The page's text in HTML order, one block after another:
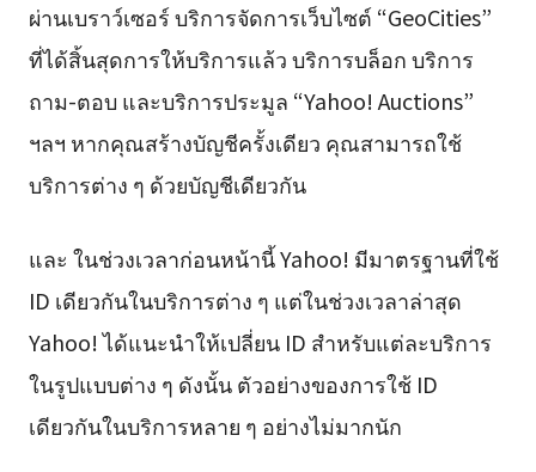
ผ่านเบราว์เซอร์ บริการจัดการเว็บไซต์ “GeoCities”
ที่ได้สิ้นสุดการให้บริการแล้ว บริการบล็อก บริการ
ถาม-ตอบ และบริการประมูล “Yahoo! Auctions”
ฯลฯ หากคุณสร้างบัญชีครั้งเดียว คุณสามารถใช้
บริการต่าง ๆ ด้วยบัญชีเดียวกัน
และ ในช่วงเวลาก่อนหน้านี้ Yahoo! มีมาตรฐานที่ใช้
ID เดียวกันในบริการต่าง ๆ แต่ในช่วงเวลาล่าสุด
Yahoo! ได้แนะนำให้เปลี่ยน ID สำหรับแต่ละบริการ
ในรูปแบบต่าง ๆ ดังนั้น ตัวอย่างของการใช้ ID
เดียวกันในบริการหลาย ๆ อย่างไม่มากนัก